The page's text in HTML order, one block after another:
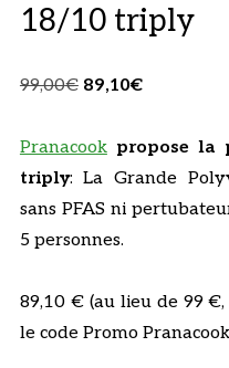
18/10 triply
99,00€ Le
initial
était :
99,00€.
89,10€Le
actuel
est :
89,10€.
Pranacookpropose la
triply: La Grande
sans PFAS ni
5 personnes.
89,10 € (au lieu de 99 €,
le code Promo